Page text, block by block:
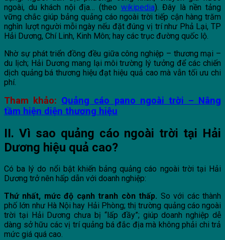
ngoài, du khách nội địa… (theo wikipedia). Đây là nền tảng
vững chắc giúp bảng quảng cáo ngoài trời tiếp cận hàng trăm
nghìn lượt người mỗi ngày nếu đặt đúng vị trí như Phả Lại, TP
Hải Dương, Chí Linh, Kinh Môn; hay các trục đường quốc lộ.
Nhờ sự phát triển đồng đều giữa công nghiệp – thương mại –
du lịch; Hải Dương mang lại môi trường lý tưởng để các chiến
dịch quảng bá thương hiệu đạt hiệu quả cao mà vẫn tối ưu chi
phí.
Tham khảo: Quảng cáo pano ngoài trời – Nâng
tầm hiện diện thương hiệu
II. Vì sao quảng cáo ngoài trời tại Hải
Dương hiệu quả cao?
Có ba lý do nổi bật khiến bảng quảng cáo ngoài trời tại Hải
Dương trở nên hấp dẫn với doanh nghiệp:
Thứ nhất, mức độ cạnh tranh còn thấp. So với các thành
phố lớn như Hà Nội hay Hải Phòng; thị trường quảng cáo ngoài
trời tại Hải Dương chưa bị “lấp đầy”; giúp doanh nghiệp dễ
dàng sở hữu các vị trí quảng bá đắc địa mà không phải chi trả
mức giá quá cao.